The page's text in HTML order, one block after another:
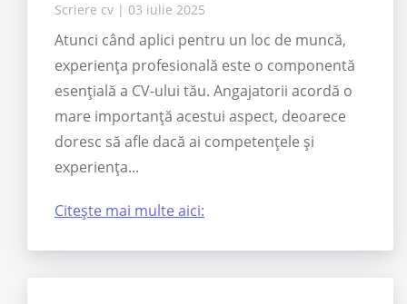
Scriere cv | 03 iulie 2025
Atunci când aplici pentru un loc de muncă,
experiența profesională este o componentă
esențială a CV-ului tău. Angajatorii acordă o
mare importanță acestui aspect, deoarece
doresc să afle dacă ai competențele și
experiența...
Citește mai multe aici: